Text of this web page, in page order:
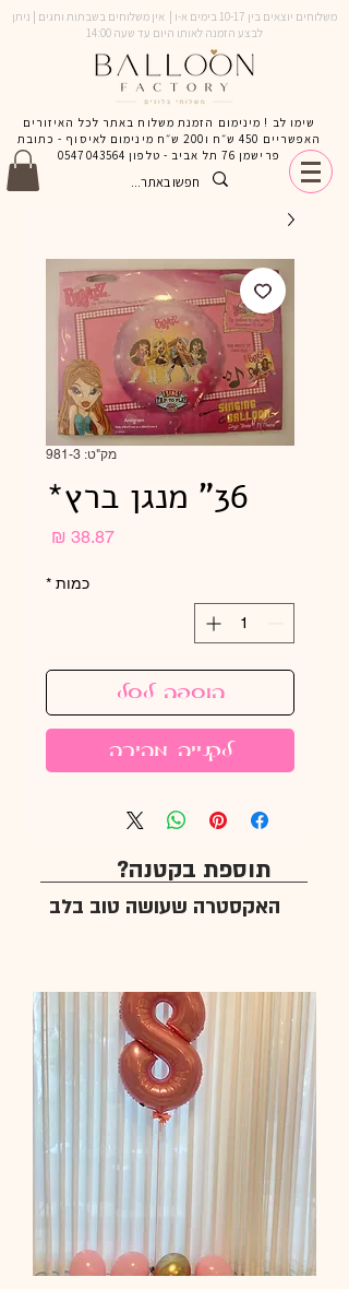
משלוחים יוצאים בין 10-17 בימים א-ו | אין משלוחים בשבתות וחגים | ניתן
לבצע הזמנה לאותו היום עד שעה 14:00
שימו לב ! מינימום הזמנת משלוח באתר לכל האיזורים
האפשריים 450 ש״ח ו200 ש״ח מינימום לאיסוף - כתובת
פרישמן 76 תל אביב - טלפון
0547043564
מק"ט: 981-3
36" מנגן ברץ*
כמות *
הוספה לסל
לקנייה מהירה
תוספת בקטנה?
האקסטרה שעושה טוב בלב